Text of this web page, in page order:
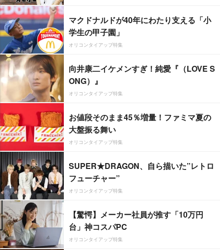
マクドナルドが40年にわたり支える「小
学生の甲子園」
オリコンタイアップ特集
向井康二イケメンすぎ！純愛『（LOVE S
ONG）』
オリコンタイアップ特集
お値段そのまま45％増量！ファミマ夏の
大盤振る舞い
オリコンタイアップ特集
SUPER★DRAGON、自ら描いた”レトロ
フューチャー”
オリコンタイアップ特集
【驚愕】メーカー社員が推す「10万円
台」神コスパPC
オリコンタイアップ特集